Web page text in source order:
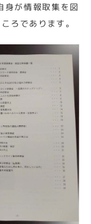
身が情報取集を図
ろであります。